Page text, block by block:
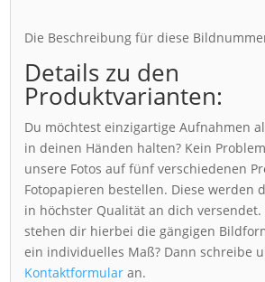
Die Beschreibung für diese
Details zu den
Produktvarianten:
Du möchtest einzigartige Aufnahmen
in deinen Händen halten? Kein
unsere Fotos auf fünf verschiedenen
Fotopapieren bestellen. Diese werden
in höchster Qualität an dich versendet.
stehen dir hierbei die gängigen
ein individuelles Maß? Dann schreibe
Kontaktformular an.